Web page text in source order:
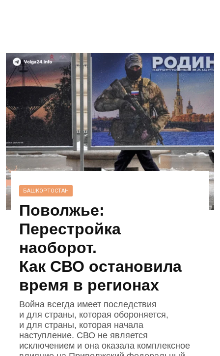
БАШКОРТОСТАН
Поволжье:
Перестройка
наоборот.
Как СВО остановила
время в регионах
Война всегда имеет последствия
и для страны, которая обороняется,
и для страны, которая начала
наступление. СВО не является
исключением и она оказала комплексное